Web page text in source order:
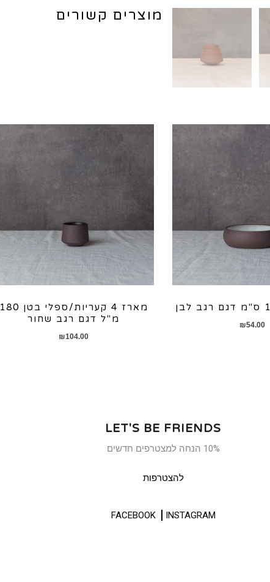
ס"מ
מוצרים קשורים
₪54.00
מארז 4 קעריות/ספלי בטן 180
מ"ל דגם רגב שחור
₪104.00
LET'S BE FRIENDS
10% הנחה למצטרפים חדשים
להצטרפות
FACEBOOK INSTAGRAM